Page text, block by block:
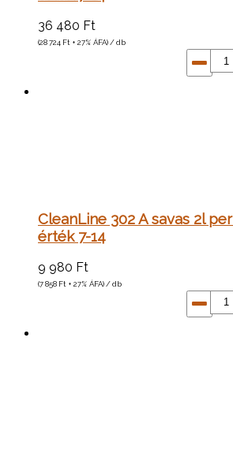
36 480 Ft
(28 724 Ft + 27% ÁFA) / db
CleanLine 302 A savas 2l
érték 7-14
9 980 Ft
(7 858 Ft + 27% ÁFA) / db